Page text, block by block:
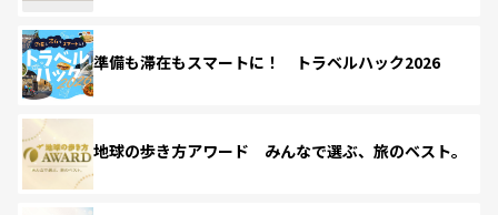
準備も滞在もスマートに！ トラベルハック2026
地球の歩き方アワード みんなで選ぶ、旅のベスト。